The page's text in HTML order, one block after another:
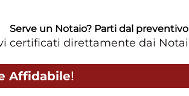
Serve un Notaio? Parti dal preventivo
certificati direttamente dai Notai
Affidabile!